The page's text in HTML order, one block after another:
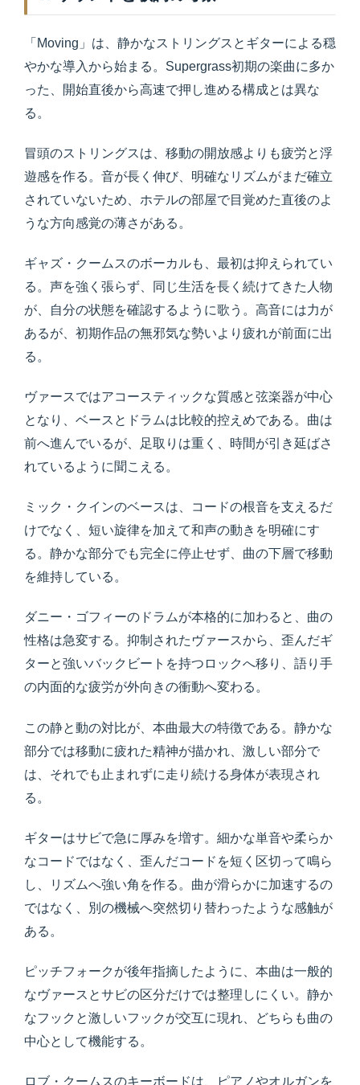
「Moving」は、静かなストリングスとギターによる穏
やかな導入から始まる。Supergrass初期の楽曲に多か
った、開始直後から高速で押し進める構成とは異な
る。
冒頭のストリングスは、移動の開放感よりも疲労と浮
遊感を作る。音が長く伸び、明確なリズムがまだ確立
されていないため、ホテルの部屋で目覚めた直後のよ
うな方向感覚の薄さがある。
ギャズ・クームスのボーカルも、最初は抑えられてい
る。声を強く張らず、同じ生活を長く続けてきた人物
が、自分の状態を確認するように歌う。高音には力が
あるが、初期作品の無邪気な勢いより疲れが前面に出
る。
ヴァースではアコースティックな質感と弦楽器が中心
となり、ベースとドラムは比較的控えめである。曲は
前へ進んでいるが、足取りは重く、時間が引き延ばさ
れているように聞こえる。
ミック・クインのベースは、コードの根音を支えるだ
けでなく、短い旋律を加えて和声の動きを明確にす
る。静かな部分でも完全に停止せず、曲の下層で移動
を維持している。
ダニー・ゴフィーのドラムが本格的に加わると、曲の
性格は急変する。抑制されたヴァースから、歪んだギ
ターと強いバックビートを持つロックへ移り、語り手
の内面的な疲労が外向きの衝動へ変わる。
この静と動の対比が、本曲最大の特徴である。静かな
部分では移動に疲れた精神が描かれ、激しい部分で
は、それでも止まれずに走り続ける身体が表現され
る。
ギターはサビで急に厚みを増す。細かな単音や柔らか
なコードではなく、歪んだコードを短く区切って鳴ら
し、リズムへ強い角を作る。曲が滑らかに加速するの
ではなく、別の機械へ突然切り替わったような感触が
ある。
ピッチフォークが後年指摘したように、本曲は一般的
なヴァースとサビの区分だけでは整理しにくい。静か
なフックと激しいフックが交互に現れ、どちらも曲の
中心として機能する。
ロブ・クームスのキーボードは、ピアノやオルガンを